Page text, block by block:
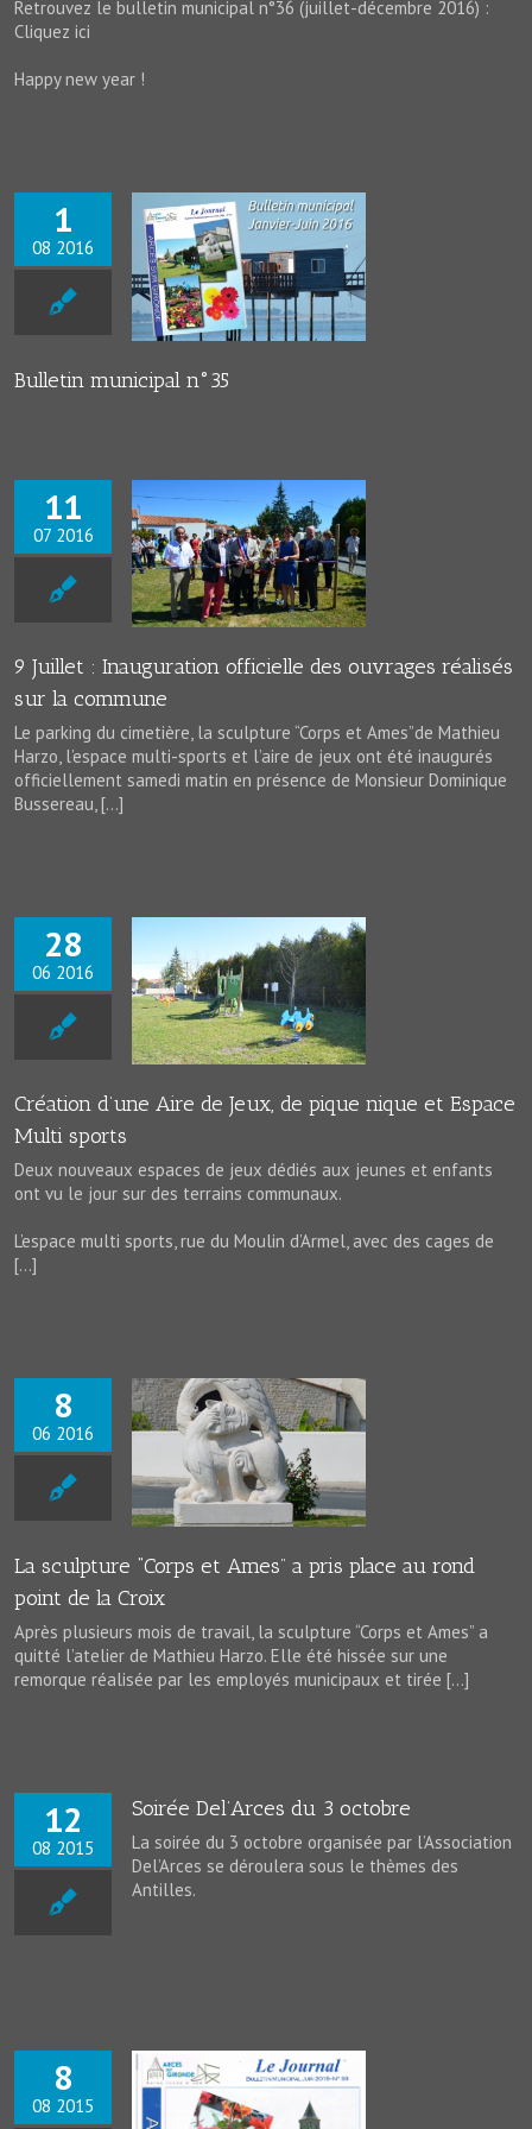
Retrouvez le bulletin municipal n°36 (juillet-décembre 2016) :
Cliquez ici
Happy new year !
1
08 2016
n°35
Bulletin municipal n°35
11
07 2016
ouvrages
la commune
9 Juillet : Inauguration officielle des ouvrages réalisés
sur la commune
Le parking du cimetière, la sculpture “Corps et Ames”de Mathieu
Harzo, l’espace multi-sports et l’aire de jeux ont été inaugurés
officiellement samedi matin en présence de Monsieur Dominique
Bussereau, […]
28
06 2016
Aire de Jeux,
et Espace
sports
Création d’une Aire de Jeux, de pique nique et Espace
Multi sports
Deux nouveaux espaces de jeux dédiés aux jeunes et enfants
ont vu le jour sur des terrains communaux.
L’espace multi sports, rue du Moulin d’Armel, avec des cages de
[…]
8
06 2016
“Corps et
place au rond
la Croix
La sculpture “Corps et Ames” a pris place au rond
point de la Croix
Après plusieurs mois de travail, la sculpture “Corps et Ames” a
quitté l’atelier de Mathieu Harzo. Elle été hissée sur une
remorque réalisée par les employés municipaux et tirée […]
12
08 2015
Soirée Del’Arces du 3 octobre
La soirée du 3 octobre organisée par l’Association
Del’Arces se déroulera sous le thèmes des
Antilles.
8
08 2015